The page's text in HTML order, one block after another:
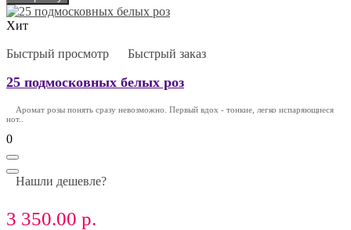
Хит
Быстрый просмотр Быстрый заказ
25 подмосковных белых роз
Аромат розы понять сразу невозможно. Первый вдох - тонкие, легко испаряющиеся
нот..
0
Нашли дешевле?
3 350.00 р.